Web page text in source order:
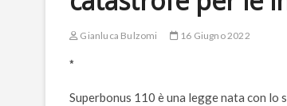
Gianluca Bulzomi 16 Giugno 2022
*
Superbonus 110 è una legge nata con